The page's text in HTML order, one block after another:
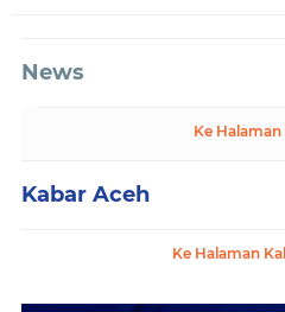
News
Ke
Kabar Aceh
Ke Halaman